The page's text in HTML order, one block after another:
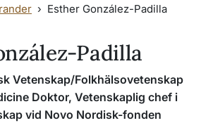
Esther González-Padilla
Padilla
Vetenskap/Folkhälsovetenskap
Doktor, Vetenskaplig chef i
vid Novo Nordisk-fonden